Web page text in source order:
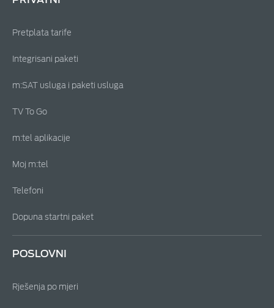
Pretplata tarife
Integrisani paketi
m:SAT usluga i paketi usluga
TV To Go
m:tel aplikacije
Moj m:tel
Telefoni
Dopuna startni paket
POSLOVNI
Rješenja po mjeri